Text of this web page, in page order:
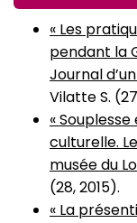
« Les
pendant la
Journal
Vilatte S.
«
culturelle.
musée du
(28, 2015).
« La